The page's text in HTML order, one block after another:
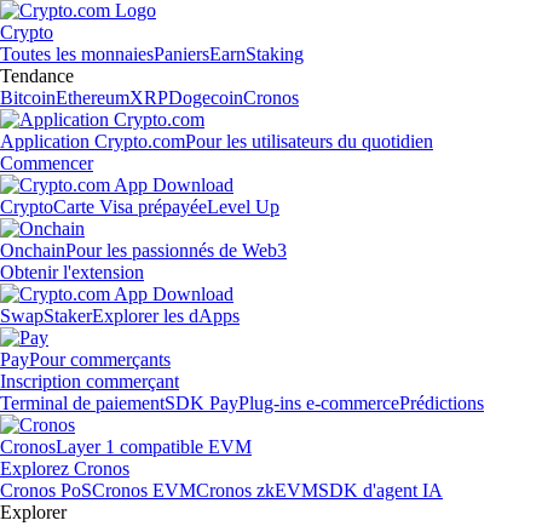
Crypto
Toutes les monnaiesPaniersEarnStaking
Tendance
BitcoinEthereumXRPDogecoinCronos
Application Crypto.comPour les utilisateurs du quotidien
Commencer
CryptoCarte Visa prépayéeLevel Up
OnchainPour les passionnés de Web3
Obtenir l'extension
SwapStakerExplorer les dApps
PayPour commerçants
Inscription commerçant
Terminal de paiementSDK PayPlug-ins e-commercePrédictions
CronosLayer 1 compatible EVM
Explorez Cronos
Cronos PoSCronos EVMCronos zkEVMSDK d'agent IA
Explorer